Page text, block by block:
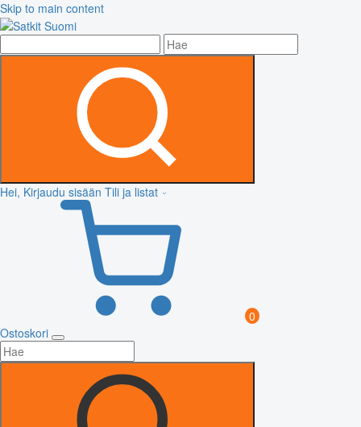
Skip to main content
Hei, Kirjaudu sisään Tili ja listat
0
Ostoskori